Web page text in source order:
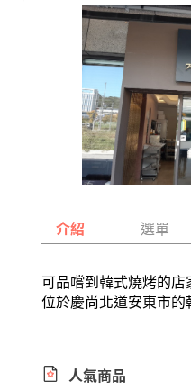
介紹 選單
可品嚐到韓式燒烤的店
位於慶尚北道安東市的
人氣商品